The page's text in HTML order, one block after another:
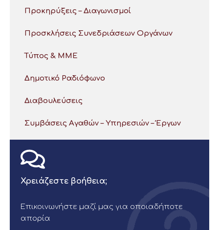
Προκηρύξεις – Διαγωνισμοί
Προσκλήσεις Συνεδριάσεων Οργάνων
Τύπος & ΜΜΕ
Δημοτικό Ραδιόφωνο
Διαβουλεύσεις
Συμβάσεις Αγαθών – Υπηρεσιών – Έργων
Χρειάζεστε βοήθεια;
Επικοινωνήστε μαζί μας για οποιαδήποτε
απορία